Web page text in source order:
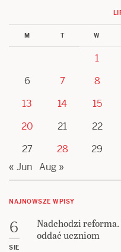
M T W
1
6
7 8
13
14 15
20
21 22
27
28 29
« Jun Aug »
NAJNOWSZE WPISY
6
SIE
Nadchodzi
oddać uczniom